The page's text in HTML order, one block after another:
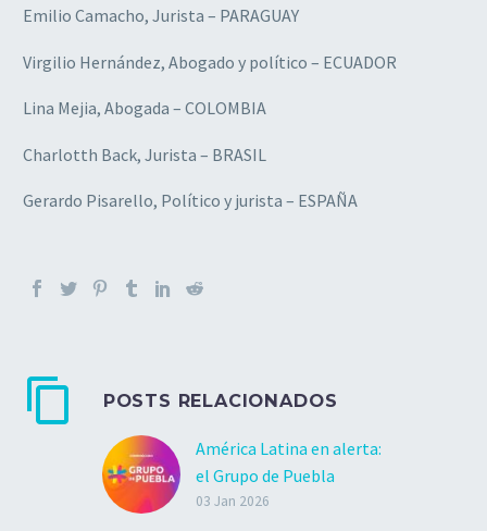
Emilio Camacho, Jurista – PARAGUAY
Virgilio Hernández, Abogado y político – ECUADOR
Lina Mejia, Abogada – COLOMBIA
Charlotth Back, Jurista – BRASIL
Gerardo Pisarello, Político y jurista – ESPAÑA
POSTS RELACIONADOS
América Latina en alerta:
el Grupo de Puebla
condena la invasión
03 Jan 2026